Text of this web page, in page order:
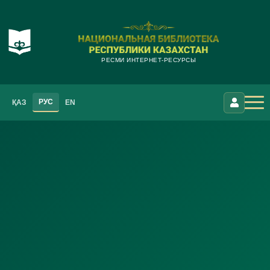
РЕСМИ ИНТЕРНЕТ-РЕСУРСЫ
ҚАЗ РУС EN